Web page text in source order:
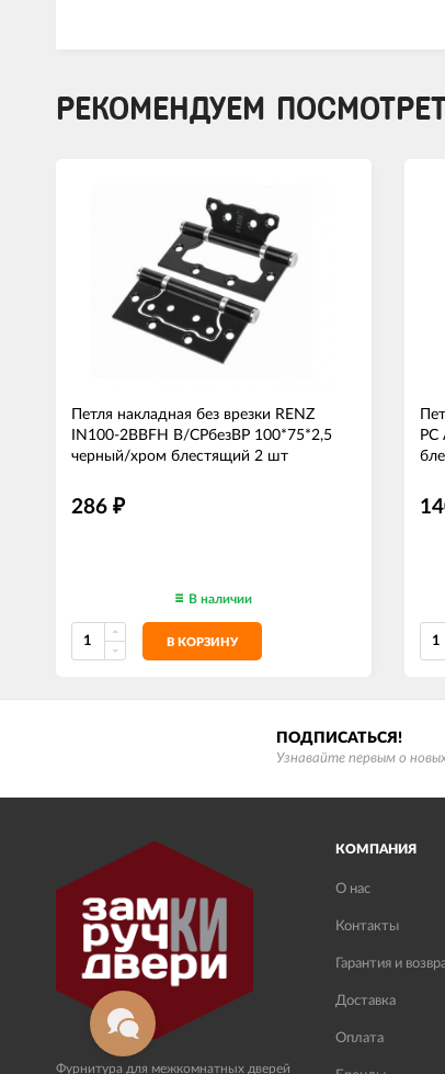
РЕКОМЕНДУЕМ
Петля накладная без врезки RENZ
IN100-2BBFH B/CPбезВР 100*75*2,5
черный/хром блестящий 2 шт
286 ₽
В наличии
В КОРЗИНУ
PC
ПОДПИСАТЬСЯ!
Узнавайте первым о
Фурнитура для межкомнатных дверей
КОМПАНИЯ
О нас
Контакты
Гарантия и
Доставка
Оплата